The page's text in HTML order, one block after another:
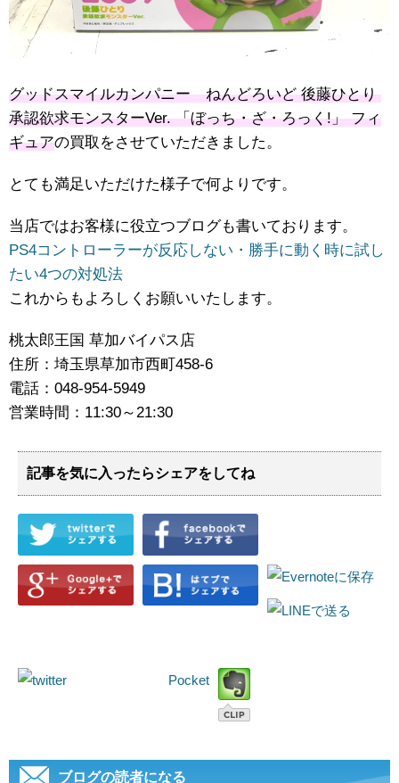
グッドスマイルカンパニー ねんどろいど ​後藤ひとり ​
承認欲求モンスターVer. ​「ぼっち・ざ・ろっく!」 フィ
ギュアの買取をさせていただきました。
とても満足いただけた様子で何よりです。
当店ではお客様に役立つブログも書いております。
PS4コントローラーが反応しない・勝手に動く時に試し
たい4つの対処法
これからもよろしくお願いいたします。
桃太郎王国 草加バイパス店
住所：埼玉県草加市西町458‐6
電話：048-954-5949
営業時間：11:30～21:30
記事を気に入ったらシェアをしてね
Pocket
ブログの読者になる